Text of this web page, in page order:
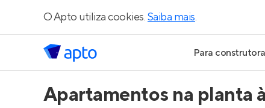
O Apto utiliza cookies.Saiba mais.
Para
Geração de
Apartamentos na planta